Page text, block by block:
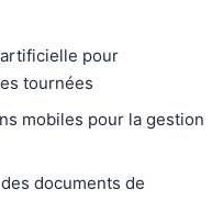
pour
tournées
mobiles pour la gestion
documents de